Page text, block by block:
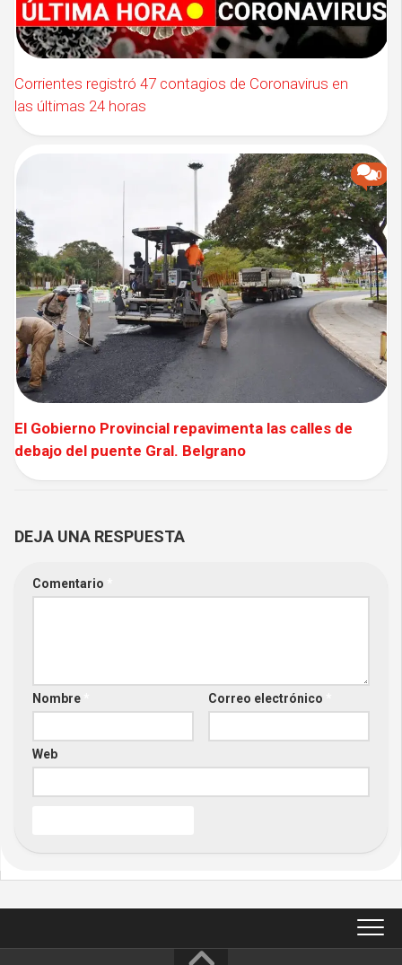
Corrientes registró 47 contagios de Coronavirus en
las últimas 24 horas
0
El Gobierno Provincial repavimenta las calles de
debajo del puente Gral. Belgrano
DEJA UNA RESPUESTA
Comentario
Nombre Correo electrónico
Web